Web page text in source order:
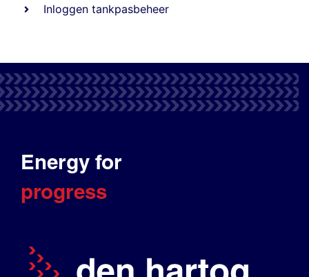
Inloggen tankpasbeheer
Energy for
progress